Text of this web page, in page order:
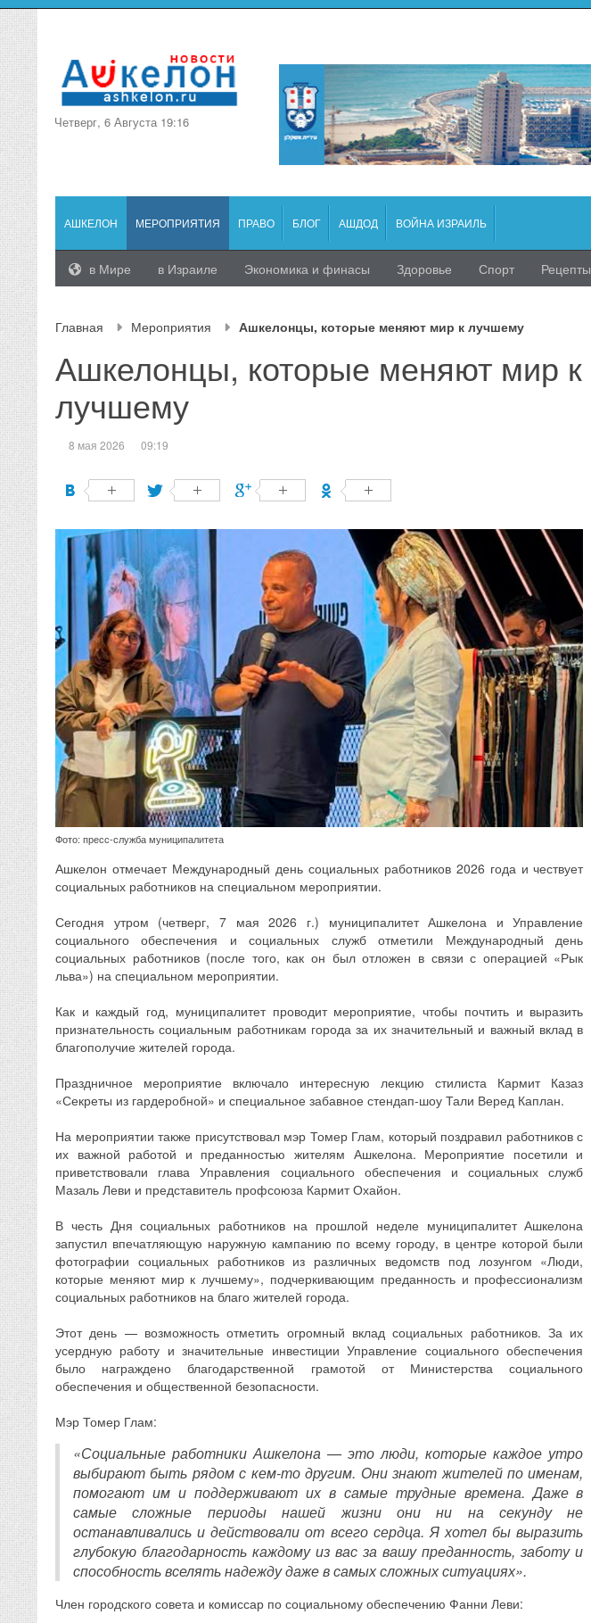
Четверг, 6 Августа 19:16
АШКЕЛОН МЕРОПРИЯТИЯ ПРАВО БЛОГ АШДОД ВОЙНА ИЗРАИЛЬ
в Мире в Израиле Экономика и финасы Здоровье Спорт Рецепты
Главная Мероприятия Ашкелонцы, которые меняют мир к лучшему
Ашкелонцы, которые меняют мир к
лучшему
8 мая 2026 09:19
Фото: пресс-служба муниципалитета
Ашкелон отмечает Международный день социальных работников 2026 года и чествует
социальных работников на специальном мероприятии.
Сегодня утром (четверг, 7 мая 2026 г.) муниципалитет Ашкелона и Управление
социального обеспечения и социальных служб отметили Международный день
социальных работников (после того, как он был отложен в связи с операцией «Рык
льва») на специальном мероприятии.
Как и каждый год, муниципалитет проводит мероприятие, чтобы почтить и выразить
признательность социальным работникам города за их значительный и важный вклад в
благополучие жителей города.
Праздничное мероприятие включало интересную лекцию стилиста Кармит Казаз
«Секреты из гардеробной» и специальное забавное стендап-шоу Тали Веред Каплан.
На мероприятии также присутствовал мэр Томер Глам, который поздравил работников с
их важной работой и преданностью жителям Ашкелона. Мероприятие посетили и
приветствовали глава Управления социального обеспечения и социальных служб
Мазаль Леви и представитель профсоюза Кармит Охайон.
В честь Дня социальных работников на прошлой неделе муниципалитет Ашкелона
запустил впечатляющую наружную кампанию по всему городу, в центре которой были
фотографии социальных работников из различных ведомств под лозунгом «Люди,
которые меняют мир к лучшему», подчеркивающим преданность и профессионализм
социальных работников на благо жителей города.
Этот день — возможность отметить огромный вклад социальных работников. За их
усердную работу и значительные инвестиции Управление социального обеспечения
было награждено благодарственной грамотой от Министерства социального
обеспечения и общественной безопасности.
Мэр Томер Глам:
«Социальные работники Ашкелона — это люди, которые каждое утро
выбирают быть рядом с кем-то другим. Они знают жителей по именам,
помогают им и поддерживают их в самые трудные времена. Даже в
самые сложные периоды нашей жизни они ни на секунду не
останавливались и действовали от всего сердца. Я хотел бы выразить
глубокую благодарность каждому из вас за вашу преданность, заботу и
способность вселять надежду даже в самых сложных ситуациях».
Член городского совета и комиссар по социальному обеспечению Фанни Леви: